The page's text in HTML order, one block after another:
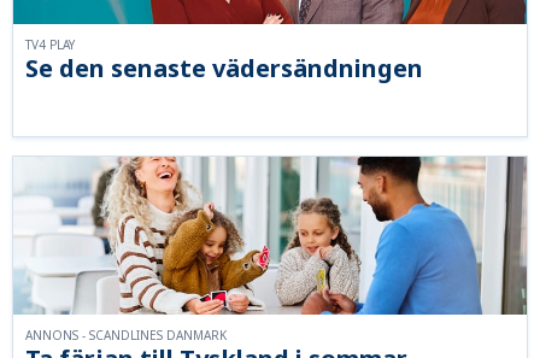
Se den senaste vädersändningen
TV4 PLAY
ANNONS - SCANDLINES DANMARK